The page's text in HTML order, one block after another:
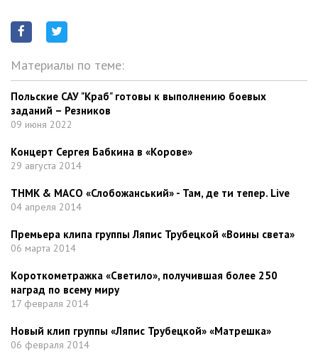
Материалы по теме:
Польские САУ "Краб" готовы к выполнению боевых
заданий – Резников
09 июня 2022
Концерт Сергея Бабкина в «Корове»
29 августа 2014
ТНМК & МАСО «Слобожанський» - Там, де ти тепер. Live
04 апреля 2014
Премьера клипа группы Ляпис Трубецкой «Воины света»
06 марта 2014
Короткометражка «Светило», получившая более 250
наград по всему миру
17 февраля 2014
Новый клип группы «Ляпис Трубецкой» «Матрешка»
06 февраля 2014